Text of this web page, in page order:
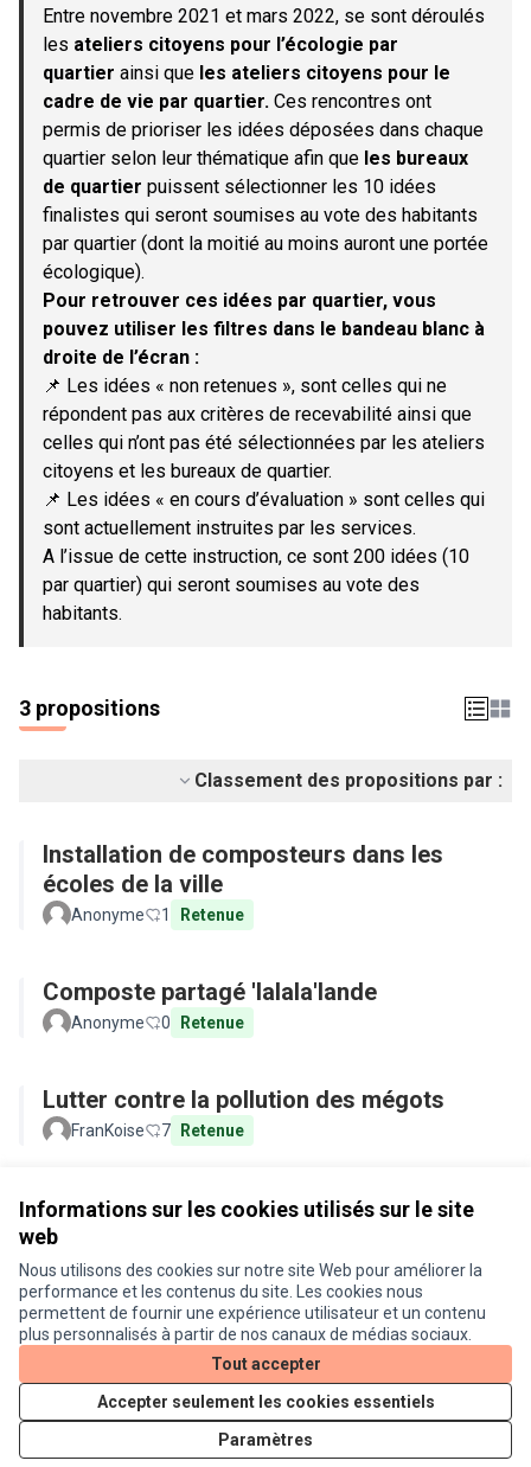
Informations sur les cookies utilisés sur le site
web
Nous utilisons des cookies sur notre site Web pour améliorer la
performance et les contenus du site. Les cookies nous
permettent de fournir une expérience utilisateur et un contenu
plus personnalisés à partir de nos canaux de médias sociaux.
Tout accepter
Accepter seulement les cookies essentiels
Paramètres
Entre novembre 2021 et mars 2022, se sont déroulés
les ateliers citoyens pour l’écologie par
quartier ainsi que les ateliers citoyens pour le
cadre de vie par quartier. Ces rencontres ont
permis de prioriser les idées déposées dans chaque
quartier selon leur thématique afin que les bureaux
de quartier puissent sélectionner les 10 idées
finalistes qui seront soumises au vote des habitants
par quartier (dont la moitié au moins auront une portée
écologique).
Pour retrouver ces idées par quartier, vous
pouvez utiliser les filtres dans le bandeau blanc à
droite de l’écran :
📌 Les idées « non retenues », sont celles qui ne
répondent pas aux critères de recevabilité ainsi que
celles qui n’ont pas été sélectionnées par les ateliers
citoyens et les bureaux de quartier.
📌 Les idées « en cours d’évaluation » sont celles qui
sont actuellement instruites par les services.
A l’issue de cette instruction, ce sont 200 idées (10
par quartier) qui seront soumises au vote des
habitants.
3 propositions
Classement des propositions par :
Installation de composteurs dans les
écoles de la ville
Anonyme 1 Retenue
Composte partagé 'lalala'lande
Anonyme 0 Retenue
Lutter contre la pollution des mégots
FranKoise 7 Retenue
Conditions d'utilisation
Paramètres des cookies
Je participe ! sur X
(Lien externe)
Je participe ! sur Facebook
Je participe ! sur Instagram
Site réalisé grâce aulogiciel libre Decidim .
Licence
(Lien